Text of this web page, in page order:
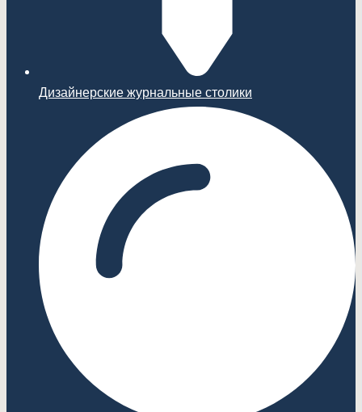
Дизайнерские журнальные столики